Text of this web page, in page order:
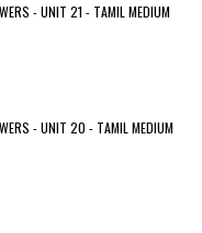
- UNIT 21 - TAMIL MEDIUM
- UNIT 20 - TAMIL MEDIUM